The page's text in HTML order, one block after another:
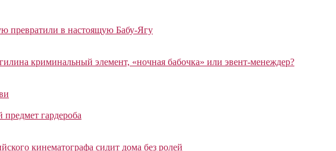
превратили в настоящую Бабу-Ягу
криминальный элемент, «ночная бабочка» или эвент-менеждер?
гардероба
кинематографа сидит дома без ролей